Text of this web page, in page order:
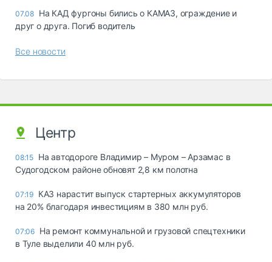
07.08 На КАД фургоны бились о КАМАЗ, ограждение и
друг о друга. Погиб водитель
Все новости
Центр
08:15 На автодороге Владимир – Муром – Арзамас в
Судогодском районе обновят 2,8 км полотна
07:19 КАЗ нарастит выпуск стартерных аккумуляторов
на 20% благодаря инвестициям в 380 млн руб.
07:06 На ремонт коммунальной и грузовой спецтехники
в Туле выделили 40 млн руб.